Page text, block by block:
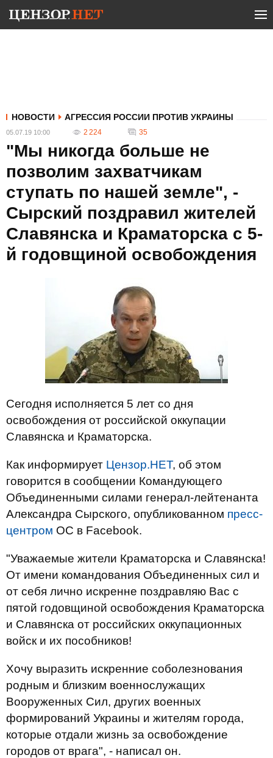
НОВОСТИ АГРЕССИЯ РОССИИ ПРОТИВ УКРАИНЫ
05.07.19 10:00 2 224 35
"Мы никогда больше не
позволим захватчикам
ступать по нашей земле", -
Сырский поздравил жителей
Славянска и Краматорска с 5-
й годовщиной освобождения
Сегодня исполняется 5 лет со дня
освобождения от российской оккупации
Славянска и Краматорска.
Как информирует Цензор.НЕТ, об этом
говорится в сообщении Командующего
Объединенными силами генерал-лейтенанта
Александра Сырского, опубликованном пресс-
центром ОС в Facebook.
"Уважаемые жители Краматорска и Славянска!
От имени командования Объединенных сил и
от себя лично искренне поздравляю Вас с
пятой годовщиной освобождения Краматорска
и Славянска от российских оккупационных
войск и их пособников!
Хочу выразить искренние соболезнования
родным и близким военнослужащих
Вооруженных Сил, других военных
формирований Украины и жителям города,
которые отдали жизнь за освобождение
городов от врага", - написал он.